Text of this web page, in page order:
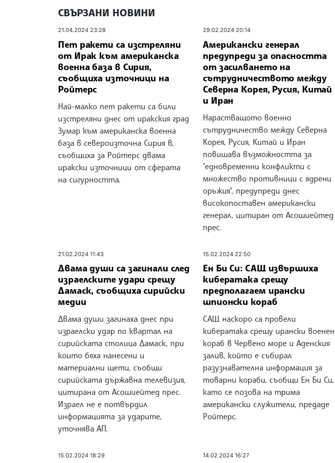
СВЪРЗАНИ НОВИНИ
21.04.2024 23:28
Пет ракети са изстреляни
от Ирак към американска
военна база в Сирия,
съобщиха източници на
Ройтерс
Най-малко пет ракети са били
изстреляни днес от иракския град
Зумар към американска военна
база в североизточна Сирия в,
съобщиха за Ройтерс двама
иракски източници от сферата
на сигурността.
29.02.2024 20:14
Американски генерал
предупреди за опасността
от засилването на
сътрудничеството между
Северна Корея, Русия, Китай
и Иран
Нарастващото военно
сътрудничество между Северна
Корея, Русия, Китай и Иран
повишава възможността за
"едновременни конфликти с
множество противници с ядрени
оръжия", предупреди днес
високопоставен американски
генерал, цитиран от Асошиейтед
прес.
21.02.2024 11:43
Двама души са загинали след
израелските удари срещу
Дамаск, съобщиха сирийски
медии
Двама души загинаха днес при
израелски удар по квартал на
сирийската столица Дамаск, при
които бяха нанесени и
материални щети, съобщи
сирийската държавна телевизия,
цитирана от Асошиейтед прес.
Израел не е потвърдил
информацията за ударите,
уточнява АП.
15.02.2024 22:50
Ен Би Си: САЩ извършиха
кибератака срещу
предполагаем ирански
шпионски кораб
САЩ наскоро са провели
кибератака срещу ирански военен
кораб в Червено море и Аденския
залив, който е събирал
разузнавателна информация за
товарни кораби, съобщи Ен Би Си,
като се позова на трима
американски служители, предаде
Ройтерс.
15.02.2024 18:29 14.02.2024 16:27